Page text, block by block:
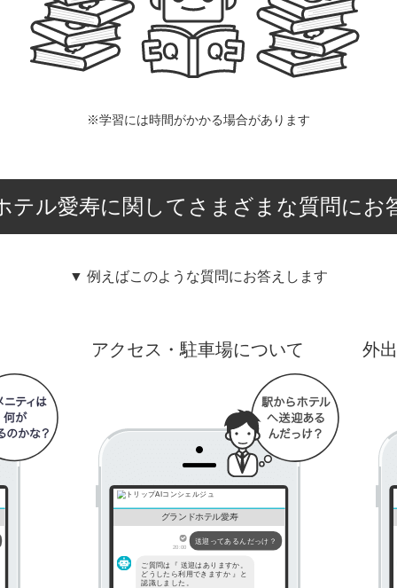
※学習には時間がかかる場合があります
テル愛寿に関してさまざまな質問にお
▼ 例えばこのような質問にお答えします
アクセス・駐車場について
グランドホテル愛寿
20:00
送迎ってあるんだっけ？
ご質問は『 送迎はありますか。
どうしたら利用できますか 』と
認識しました。
外